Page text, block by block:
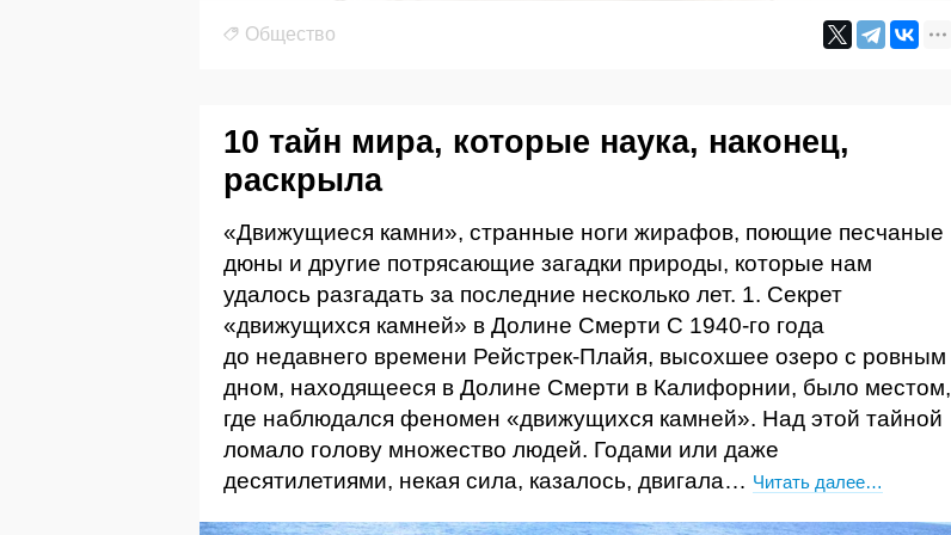
Общество
10 тайн мира, которые наука, наконец,
раскрыла
«Движущиеся камни», странные ноги жирафов, поющие песчаные
дюны и другие потрясающие загадки природы, которые нам
удалось разгадать за последние несколько лет. 1. Секрет
«движущихся камней» в Долине Смерти С 1940-го года
до недавнего времени Рейстрек-Плайя, высохшее озеро с ровным
дном, находящееся в Долине Смерти в Калифорнии, было местом,
где наблюдался феномен «движущихся камней». Над этой тайной
ломало голову множество людей. Годами или даже
десятилетиями, некая сила, казалось, двигала… Читать далее…